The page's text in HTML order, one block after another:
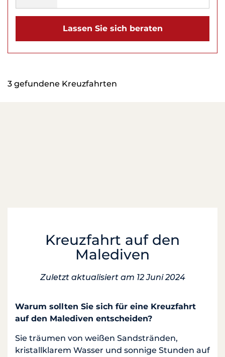
Lassen Sie sich beraten
3 gefundene Kreuzfahrten
Kreuzfahrt auf den
Malediven
Zuletzt aktualisiert am 12 Juni 2024
Warum sollten Sie sich für eine Kreuzfahrt
auf den Malediven entscheiden?
Sie träumen von weißen Sandstränden,
kristallklarem Wasser und sonnige Stunden auf